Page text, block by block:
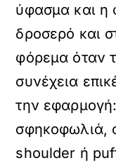
ύφασμα και η
δροσερό και
φόρεμα όταν
συνέχεια
την
σφηκοφωλιά,
shoulder ή